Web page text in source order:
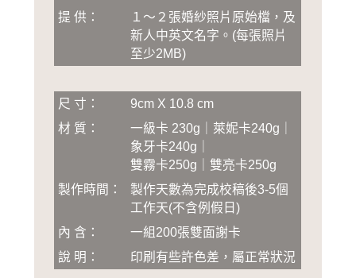
提 供：
１～２張婚紗照片原始檔，及
新人中英文名字 。 (每張照片
至少2MB)
尺 寸：
9cm X 10.8 cm
材 質：
一級卡 230g｜萊妮卡240g｜
象牙卡240g｜
雙霧卡250g｜雙亮卡250g
製作時間：
製作天數為完成校稿後3-5個
工作天(不含例假日)
內 含：
一組200張雙面謝卡
說 明：
印刷有些許色差，屬正常狀況